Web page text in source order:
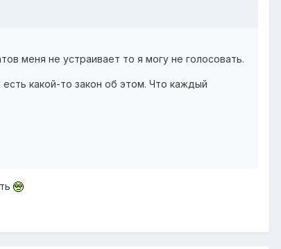
меня не устраивает то я могу не голосовать.
какой-то закон об этом. Что каждый